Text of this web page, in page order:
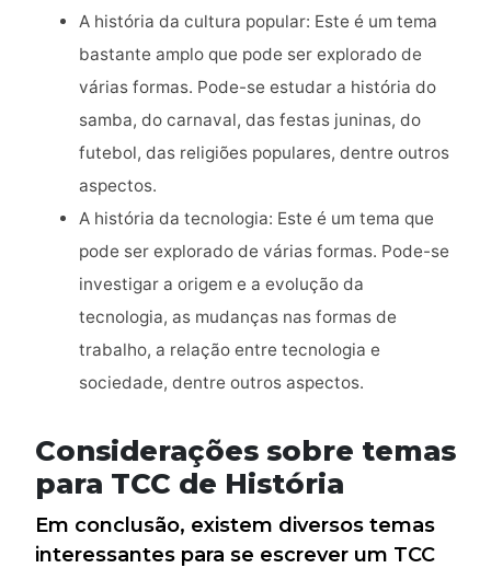
A história da cultura popular: Este é um tema
bastante amplo que pode ser explorado de
várias formas. Pode-se estudar a história do
samba, do carnaval, das festas juninas, do
futebol, das religiões populares, dentre outros
aspectos.
A história da tecnologia: Este é um tema que
pode ser explorado de várias formas. Pode-se
investigar a origem e a evolução da
tecnologia, as mudanças nas formas de
trabalho, a relação entre tecnologia e
sociedade, dentre outros aspectos.
Considerações sobre temas
para TCC de História
Em conclusão, existem diversos temas
interessantes para se escrever um TCC